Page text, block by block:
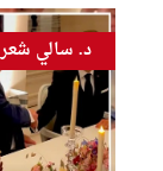
د. سالي